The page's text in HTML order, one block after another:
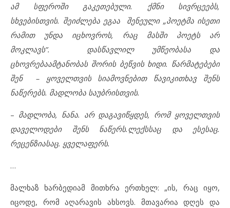
ამ სფეროში გაკეთებული. ქმნი სივრცეებს,
სხვებისთვის. შეიძლება ეგაა შენეული „პოეტმა ისეთი
რამით უნდა იცხოვროს, რაც მასში პოეტს არ
მოკლავს”. დასწავლილ უმწეობასა და
ცხოვრებაამტანობას შორის ბეწვის ხიდი. წარმატებები
შენ – ყოველთვის სიამოვნებით წავიკითხავ შენს
ნაწერებს. მადლობა საუბრისთვის.
– მადლობა, ნანა. არ დაგავიწყდეს, რომ ყოველთვის
დაველოდები შენს ნაწერს.ლექსსაც და ესესაც.
რეცენზიასაც. ყველაფერს.
…
მალხაზ ხარბედიამ მითხრა ერთხელ: „ის, რაც იყო,
იცოდე, რომ აღარავის ახსოვს. მთავარია დღეს და